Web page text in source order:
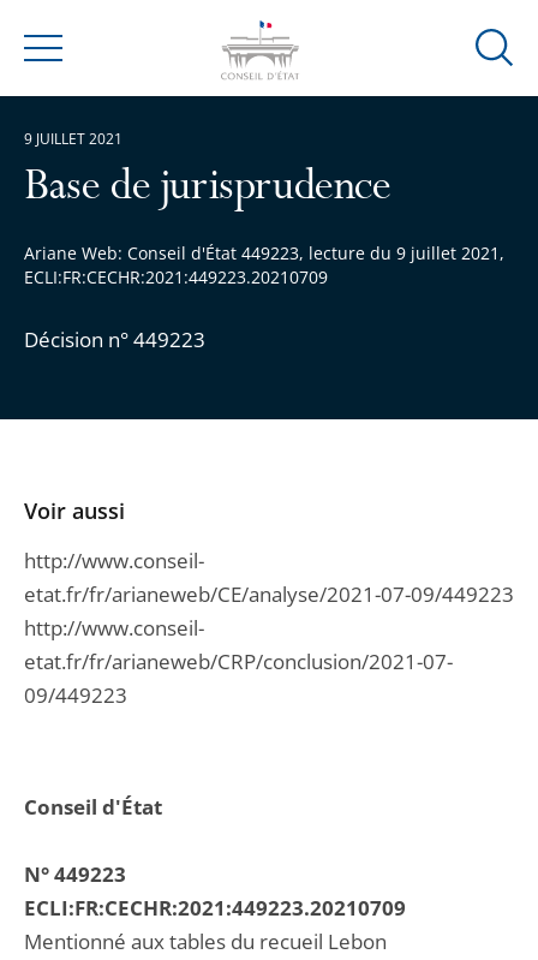
Menu
Ouvrir
Base de jurisprudence
Ariane Web: Conseil d'État 449223, lecture du 9 juillet 2021,
ECLI:FR:CECHR:2021:449223.20210709
Décision n° 449223
9 JUILLET 2021
Conseil d'État
N° 449223
ECLI:FR:CECHR:2021:449223.20210709
Mentionné aux tables du recueil Lebon
Voir aussi
http://www.conseil-
etat.fr/fr/arianeweb/CE/analyse/2021-07-09/449223
http://www.conseil-
etat.fr/fr/arianeweb/CRP/conclusion/2021-07-
09/449223